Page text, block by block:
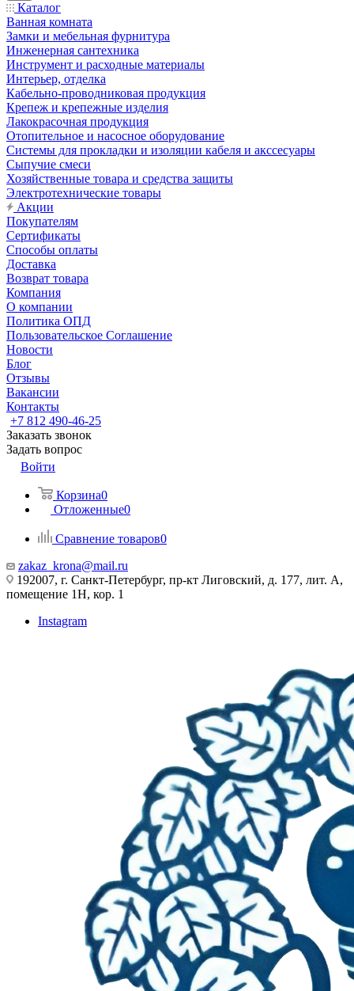
Каталог
Ванная комната
Замки и мебельная фурнитура
Инженерная сантехника
Инструмент и расходные материалы
Интерьер, отделка
Кабельно-проводниковая продукция
Крепеж и крепежные изделия
Лакокрасочная продукция
Отопительное и насосное оборудование
Системы для прокладки и изоляции кабеля и акссесуары
Сыпучие смеси
Хозяйственные товара и средства защиты
Электротехнические товары
Акции
Покупателям
Сертификаты
Способы оплаты
Доставка
Возврат товара
Компания
О компании
Политика ОПД
Пользовательское Соглашение
Новости
Блог
Отзывы
Вакансии
Контакты
+7 812 490-46-25
Заказать звонок
Задать вопрос
Войти
Корзина0
Отложенные0
Сравнение товаров0
zakaz_krona@mail.ru
192007, г. Санкт-Петербург, пр-кт Лиговский, д. 177, лит. А,
помещение 1Н, кор. 1
Instagram